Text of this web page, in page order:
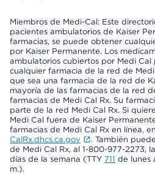
Miembros de Medi-Cal: Este
pacientes ambulatorios de Kaiser
farmacias, se puede obtener
por Kaiser Permanente. Los
ambulatorios cubiertos por Medi
cualquier farmacia de la red de Medi
que sea una farmacia de la red de
mayoría de las farmacias de la red
farmacias de Medi Cal Rx. Su
parte de la red Medi Cal Rx. Si
Medi Cal fuera de Kaiser
farmacias de Medi Cal Rx en línea, en
CalRx.dhcs.ca.gov
. También
de Medi Cal Rx, al 1-800-977-2273,
días de la semana (TTY 711 de lunes
m.).